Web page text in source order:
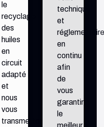
recyclage
des
huiles
circuit
adapté
et
transmettons
continu
afin
de
vous
garantir
le
meilleur
standard
de
conformité.